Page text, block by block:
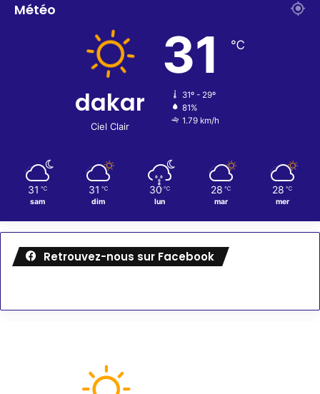
Météo
dakar
Ciel Clair
31 ℃
31º - 29º
81%
1.79 km/h
31 ℃
sam
31 ℃
dim
30 ℃
lun
28 ℃
mar
28 ℃
mer
Retrouvez-nous sur Facebook